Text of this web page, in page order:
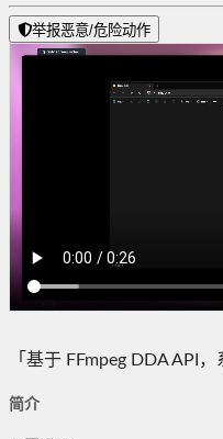
举报恶意/危险动作
「基于 FFmpeg DDA API
简介